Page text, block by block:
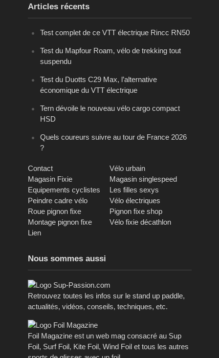
Articles récents
Test complet de ce VTT électrique Rincc RN50
Test du Mapfour Roam, vélo de trekking tout
suspendu
Test du Duotts C29 Max, l’alternative
économique du VTT électrique
Tern dévoile le nouveau vélo cargo compact
HSD
Quels coureurs suivre au tour de France 2026
?
Contact
Vélo urbain
Magasin Fixie
Magasin singlespeed
Equipements cyclistes
Les filles sexys
Peindre cadre vélo
Vélo électriques
Roue pignon fixe
Pignon fixe shop
Montage pignon fixe
Vélo fixie décathlon
Lien
Nous sommes aussi
Retrouvez toutes les infos sur le stand up paddle,
actualités, vidéos, conseils, techniques, etc.
Foil Magazine est un web mag consacré au Sup
Foil, Surf Foil, Kite Foil, Wind Foil et tous les autres